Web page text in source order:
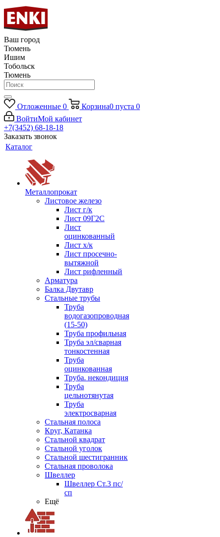
Ваш город
Тюмень
Ишим
Тобольск
Тюмень
Отложенные 0 Корзина0 пуста 0
ВойтиМой кабинет
+7(3452) 68-18-18
Заказать звонок
Каталог
Металлопрокат
Листовое железо
Лист г/к
Лист 09Г2С
Лист
оцинкованный
Лист х/к
Лист просечно-
вытяжной
Лист рифленный
Арматура
Балка Двутавр
Стальные трубы
Труба
водогазопроводная
(15-50)
Труба профильная
Труба эл/сварная
тонкостенная
Труба
оцинкованная
Труба. некондиция
Труба
цельнотянутая
Труба
электросварная
Стальная полоса
Круг, Катанка
Стальной квадрат
Стальной уголок
Стальной шестигранник
Стальная проволока
Швеллер
Швеллер Ст.3 пс/
сп
Ещё